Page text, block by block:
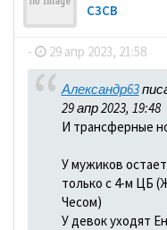
C3CB
- 29 апр 2023, 21:58
Александр63
29 апр 2023, 19:48
И трансферные
У мужиков
только с 4-м ЦБ
Чесом)
У девок уходят